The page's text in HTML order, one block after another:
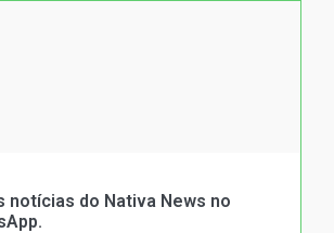
notícias do Nativa News no